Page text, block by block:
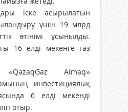
іске асырылатын
үшін 19 млрд
өтінімі ұсынылды.
16 елді мекенге газ
Aimaq»
инвестициялық
6 елді мекенді
отыр.